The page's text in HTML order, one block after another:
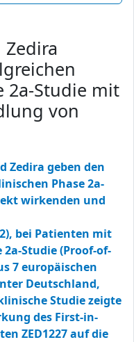
Zedira
2a-Studie mit
von
Zedira geben den
Phase 2a-
wirkenden und
bei Patienten mit
Studie (Proof-of-
7 europäischen
Deutschland,
Studie zeigte
des First-in-
ZED1227 auf die